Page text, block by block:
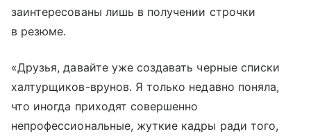
заинтересованы лишь в получении строчки
в резюме.
«Друзья, давайте уже создавать черные списки
халтурщиков-врунов. Я только недавно поняла,
что иногда приходят совершенно
непрофессиональные, жуткие кадры ради того,